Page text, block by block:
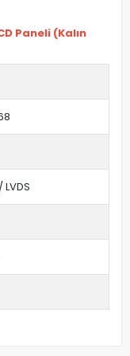
Paneli (Kalın
LVDS